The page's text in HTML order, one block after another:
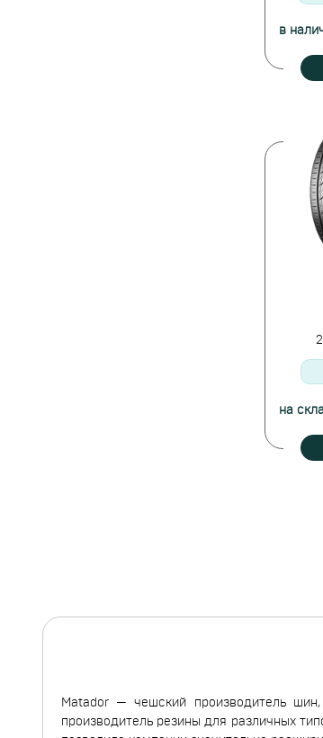
в
на
Jesstire
Matador — чешский производитель
производитель резины для различных